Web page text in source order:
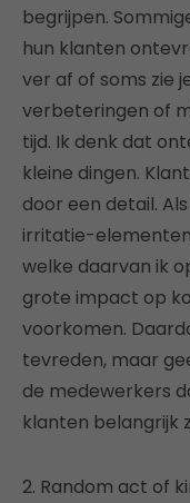
begrijpen.
hun klanten
ver af of soms zie
verbeteringen of
tijd. Ik denk dat
kleine dingen.
door een detail.
irritatie-
welke daarvan ik
grote impact op
voorkomen.
tevreden, maar
de medewerkers
klanten belangrijk
2. Random act of